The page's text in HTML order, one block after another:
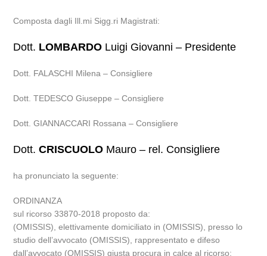
Composta dagli Ill.mi Sigg.ri Magistrati:
Dott. LOMBARDO Luigi Giovanni – Presidente
Dott. FALASCHI Milena – Consigliere
Dott. TEDESCO Giuseppe – Consigliere
Dott. GIANNACCARI Rossana – Consigliere
Dott.CRISCUOLO Mauro – rel. Consigliere
ha pronunciato la seguente:
ORDINANZA
sul ricorso 33870-2018 proposto da:
(OMISSIS), elettivamente domiciliato in (OMISSIS), presso lo
studio dell’avvocato (OMISSIS), rappresentato e difeso
dall’avvocato (OMISSIS) giusta procura in calce al ricorso;